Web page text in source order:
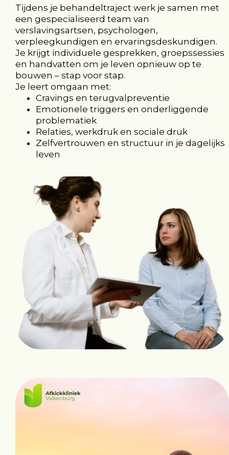
Tijdens je behandeltraject werk je samen met
een gespecialiseerd team van
verslavingsartsen, psychologen,
verpleegkundigen en ervaringsdeskundigen.
Je krijgt individuele gesprekken, groepssessies
en handvatten om je leven opnieuw op te
bouwen – stap voor stap.
Je leert omgaan met:
Cravings en terugvalpreventie
Emotionele triggers en onderliggende
problematiek
Relaties, werkdruk en sociale druk
Zelfvertrouwen en structuur in je dagelijks
leven